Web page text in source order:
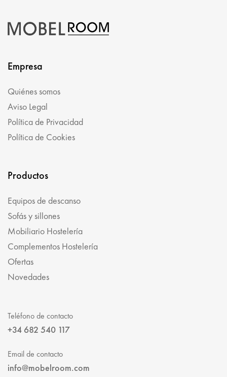
Empresa
Quiénes somos
Aviso Legal
Política de Privacidad
Política de Cookies
Productos
Equipos de descanso
Sofás y sillones
Mobiliario Hostelería
Complementos Hostelería
Ofertas
Novedades
Teléfono de contacto
+34 682 540 117
Email de contacto
info@mobelroom.com